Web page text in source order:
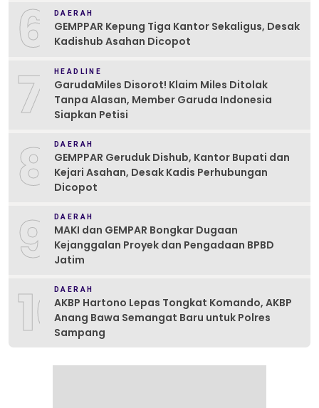
6 DAERAH
GEMPPAR Kepung Tiga Kantor Sekaligus, Desak
Kadishub Asahan Dicopot
7 HEADLINE
GarudaMiles Disorot! Klaim Miles Ditolak
Tanpa Alasan, Member Garuda Indonesia
Siapkan Petisi
8 DAERAH
GEMPPAR Geruduk Dishub, Kantor Bupati dan
Kejari Asahan, Desak Kadis Perhubungan
Dicopot
9 DAERAH
MAKI dan GEMPAR Bongkar Dugaan
Kejanggalan Proyek dan Pengadaan BPBD
Jatim
10DAERAH
AKBP Hartono Lepas Tongkat Komando, AKBP
Anang Bawa Semangat Baru untuk Polres
Sampang